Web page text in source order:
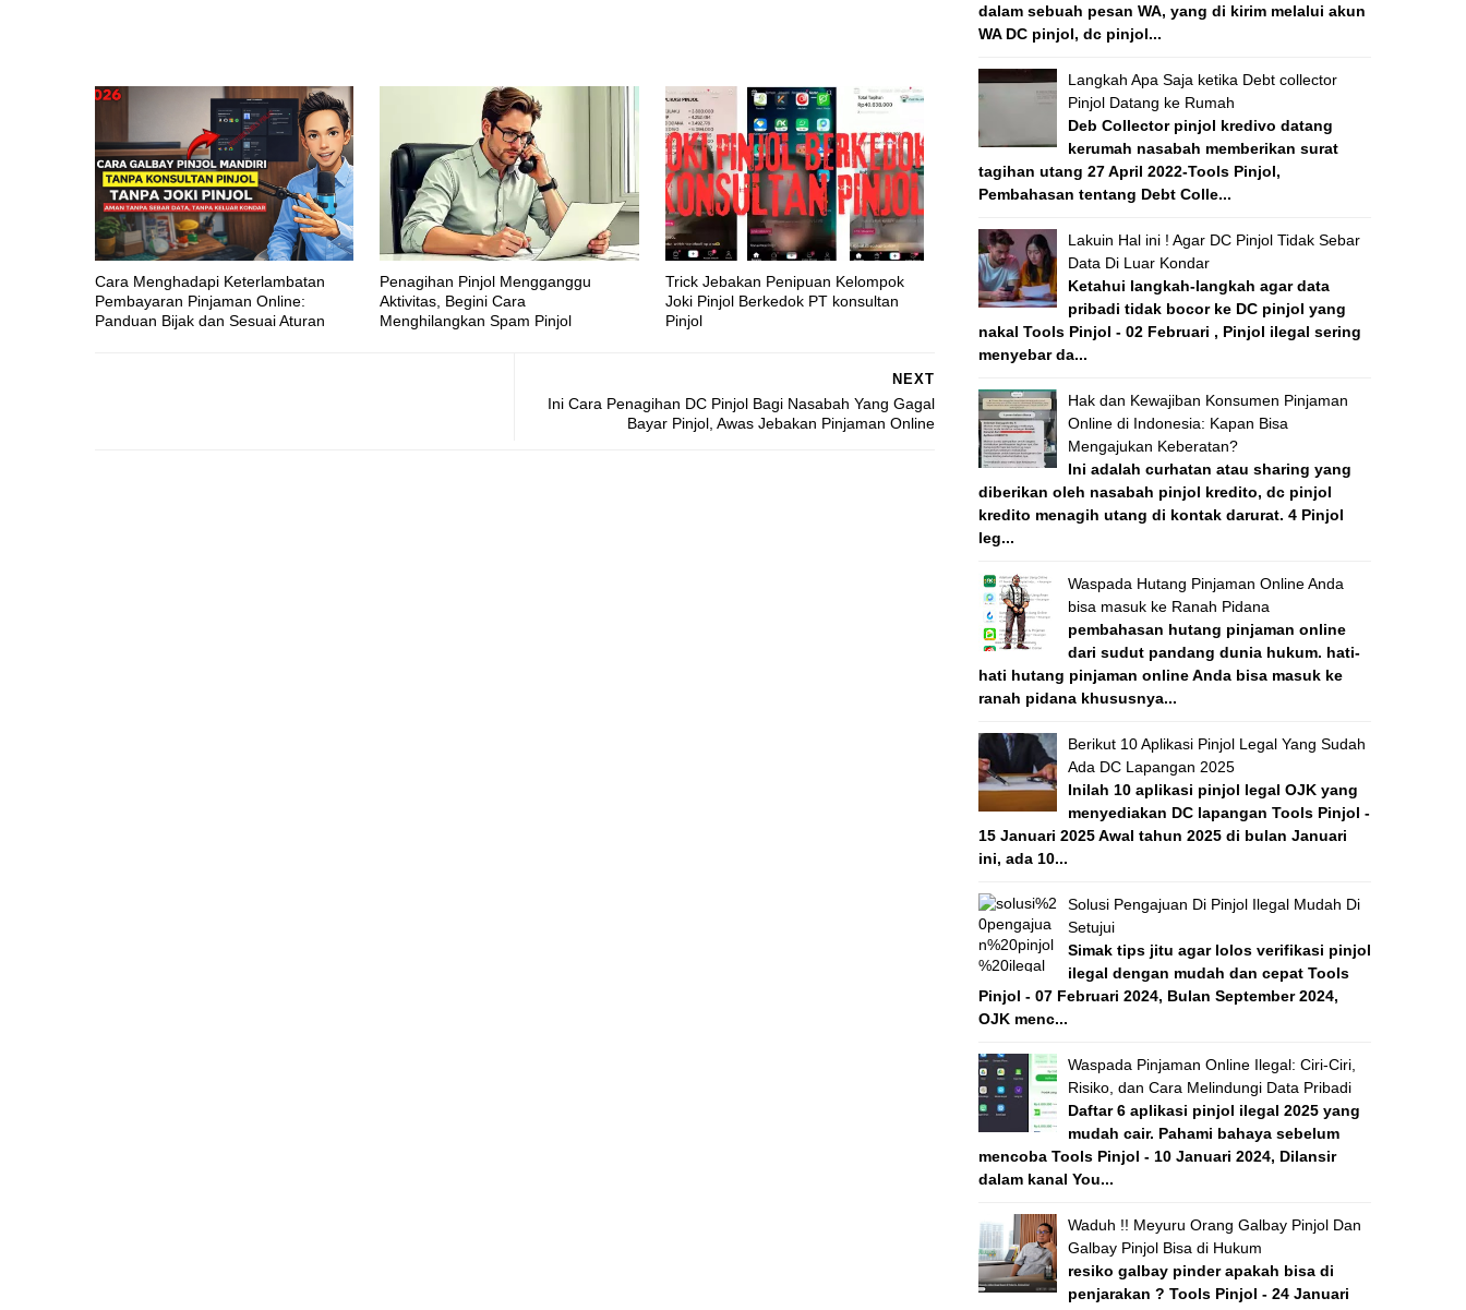
Cara Menghadapi Keterlambatan
Pembayaran Pinjaman Online:
Panduan Bijak dan Sesuai Aturan
Penagihan Pinjol Mengganggu
Aktivitas, Begini Cara
Menghilangkan Spam Pinjol
Trick Jebakan Penipuan Kelompok
Joki Pinjol Berkedok PT konsultan
Pinjol
NEXT
Ini Cara Penagihan DC Pinjol Bagi Nasabah Yang Gagal
Bayar Pinjol, Awas Jebakan Pinjaman Online
dalam sebuah pesan WA, yang di kirim melalui akun
WA DC pinjol, dc pinjol...
Langkah Apa Saja ketika Debt collector
Pinjol Datang ke Rumah
Deb Collector pinjol kredivo datang
kerumah nasabah memberikan surat
tagihan utang 27 April 2022-Tools Pinjol,
Pembahasan tentang Debt Colle...
Lakuin Hal ini ! Agar DC Pinjol Tidak Sebar
Data Di Luar Kondar
Ketahui langkah-langkah agar data
pribadi tidak bocor ke DC pinjol yang
nakal Tools Pinjol - 02 Februari , Pinjol ilegal sering
menyebar da...
Hak dan Kewajiban Konsumen Pinjaman
Online di Indonesia: Kapan Bisa
Mengajukan Keberatan?
Ini adalah curhatan atau sharing yang
diberikan oleh nasabah pinjol kredito, dc pinjol
kredito menagih utang di kontak darurat. 4 Pinjol
leg...
Waspada Hutang Pinjaman Online Anda
bisa masuk ke Ranah Pidana
pembahasan hutang pinjaman online
dari sudut pandang dunia hukum. hati-
hati hutang pinjaman online Anda bisa masuk ke
ranah pidana khususnya...
Berikut 10 Aplikasi Pinjol Legal Yang Sudah
Ada DC Lapangan 2025
Inilah 10 aplikasi pinjol legal OJK yang
menyediakan DC lapangan Tools Pinjol -
15 Januari 2025 Awal tahun 2025 di bulan Januari
ini, ada 10...
Solusi Pengajuan Di Pinjol Ilegal Mudah Di
Setujui
Simak tips jitu agar lolos verifikasi pinjol
ilegal dengan mudah dan cepat Tools
Pinjol - 07 Februari 2024, Bulan September 2024,
OJK menc...
Waspada Pinjaman Online Ilegal: Ciri-Ciri,
Risiko, dan Cara Melindungi Data Pribadi
Daftar 6 aplikasi pinjol ilegal 2025 yang
mudah cair. Pahami bahaya sebelum
mencoba Tools Pinjol - 10 Januari 2024, Dilansir
dalam kanal You...
Waduh !! Meyuru Orang Galbay Pinjol Dan
Galbay Pinjol Bisa di Hukum
resiko galbay pinder apakah bisa di
penjarakan ? Tools Pinjol - 24 Januari